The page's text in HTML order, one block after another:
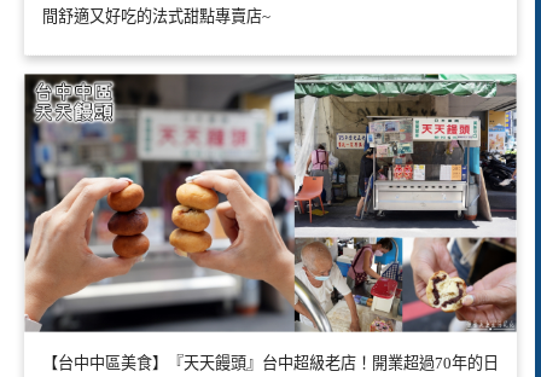
間舒適又好吃的法式甜點專賣店~
【台中中區美食】『天天饅頭』台中超級老店！開業超過70年的日